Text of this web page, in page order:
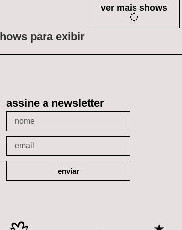
ver mais shows
para exibir
assine a newsletter
enviar